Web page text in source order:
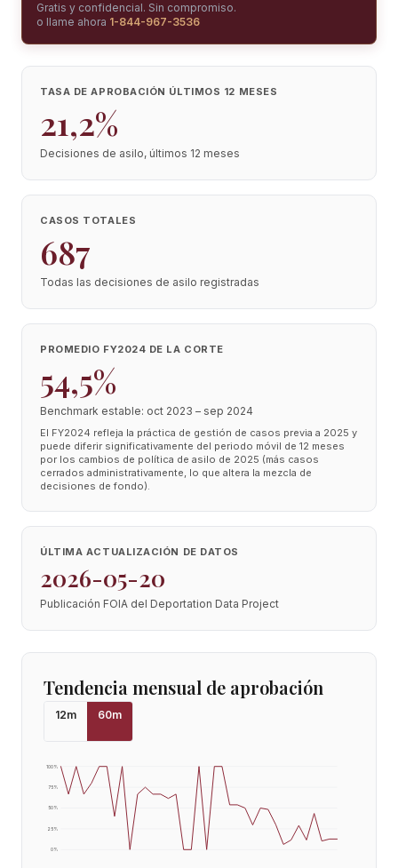
Gratis y confidencial. Sin compromiso.
o llame ahora 1-844-967-3536
TASA DE APROBACIÓN ÚLTIMOS 12 MESES
21,2%
Decisiones de asilo, últimos 12 meses
CASOS TOTALES
687
Todas las decisiones de asilo registradas
PROMEDIO FY2024 DE LA CORTE
54,5%
Benchmark estable: oct 2023 – sep 2024
El FY2024 refleja la práctica de gestión de casos previa a 2025 y
puede diferir significativamente del periodo móvil de 12 meses
por los cambios de política de asilo de 2025 (más casos
cerrados administrativamente, lo que altera la mezcla de
decisiones de fondo).
ÚLTIMA ACTUALIZACIÓN DE DATOS
2026-05-20
Publicación FOIA del Deportation Data Project
Tendencia mensual de aprobación
12m 60m
0%
25%
50%
75%
100%